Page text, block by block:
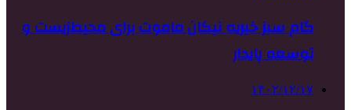
گام سبز خیریه نیکان ماموت برای محیط‌زیست و
توسعه پایدار
۱۴۰۲/۱۲/۱۷